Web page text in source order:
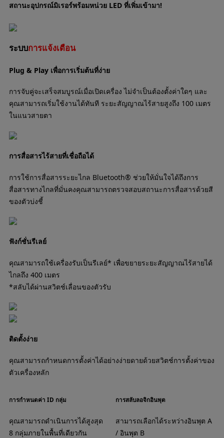
สถานะอุปกรณ์มิเรอร์พร้อมหน่วย LED ที่เพิ่มเข้ามา!
ระบบการแจ้งเตือน
Plug & Play เพื่อการเริ่มต้นที่ง่าย
การจับคู่จะเสร็จสมบูรณ์เมื่อเปิดเครื่อง ไม่จำเป็นต้องตั้งค่าใดๆ และ
คุณสามารถเริ่มใช้งานได้ทันที ระยะสัญญาณไร้สายสูงถึง 100 เมตร
ในแนวสายตา
การสื่อสารไร้สายที่เชื่อถือได้
การใช้การสื่อสารระยะไกล Bluetooth® ช่วยให้มั่นใจได้ถึงการ
สื่อสารทางไกลที่มั่นคงคุณสามารถตรวจสอบสถานะการสื่อสารด้วยสี
ของตัวบ่งชี้
ฟังก์ชั่นรีเลย์
คุณสามารถใช้เครื่องรับเป็นรีเลย์* เพื่อขยายระยะสัญญาณไร้สายได้
ไกลถึง 400 เมตร
*สลับได้ผ่านสวิตช์เลื่อนของตัวรับ
ติดตั้งง่าย
คุณสามารถกำหนดการตั้งค่าได้อย่างง่ายดายด้วยสวิตช์การตั้งค่าของ
ตัวเครื่องหลัก
การกำหนดค่า ID กลุ่ม
คุณสามารถดำเนินการได้สูงสุด
8 กลุ่มภายในพื้นที่เดียวกัน
การสลับลอจิกอินพุต
สามารถเลือกได้ระหว่างอินพุต A
/ อินพุต B